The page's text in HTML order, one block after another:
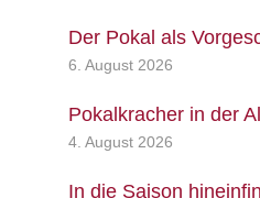
Der Pokal als
6. August 2026
Pokalkracher in der
4. August 2026
In die Saison